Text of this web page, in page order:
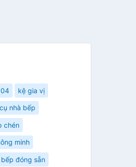
kệ gia vị
nhà bếp
chén
minh
đóng sẵn